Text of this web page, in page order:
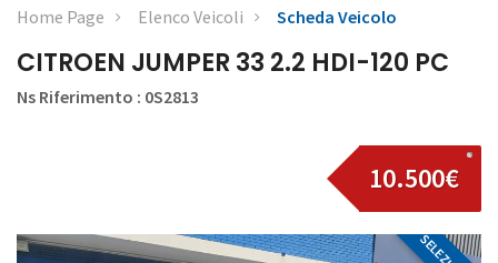
Home Page Elenco Veicoli Scheda Veicolo
CITROEN JUMPER 33 2.2 HDI-120 PC
Ns Riferimento : 0S2813
10.500€